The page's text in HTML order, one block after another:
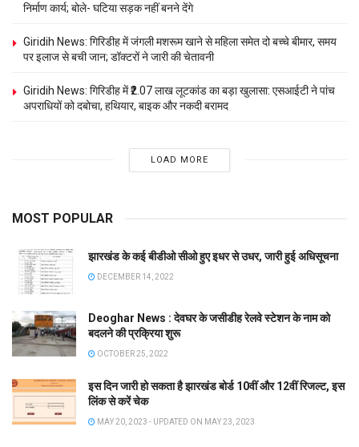
निर्माण कार्य; बोले- घटिया सड़क नहीं बनने देंगे
Giridih News: गिरिडीह में जंगली मशरूम खाने से महिला समेत दो बच्चे बीमार, समय
पर इलाज से बची जान; डॉक्टरों ने जारी की चेतावनी
Giridih News: गिरिडीह में ₹2.07 लाख लूटकांड का बड़ा खुलासा: एसआईटी ने पांच
अपराधियों को दबोचा, हथियार, बाइक और नकदी बरामद
LOAD MORE
MOST POPULAR
झारखंड के कई बीडीओ सीओ हुए इधर से उधर, जारी हुई अधिसूचना
DECEMBER 14, 2022
Deoghar News : देवघर के जसीडीह रेलवे स्टेशन के नाम को
बदलने की प्रक्रिया शुरू
OCTOBER 25, 2022
इस दिन जारी हो सकता है झारखंड बोर्ड 10वीं और 12वीं रिजल्ट, इस
लिंक से करें चेक
MAY 20, 2023 - UPDATED ON MAY 23, 2023